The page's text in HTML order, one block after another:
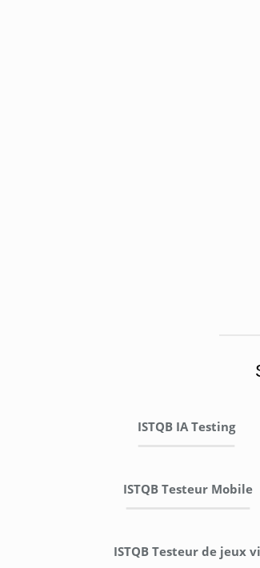
ISTQB IA Testing
ISTQB Testeur Mobile
ISTQB Testeur de jeux